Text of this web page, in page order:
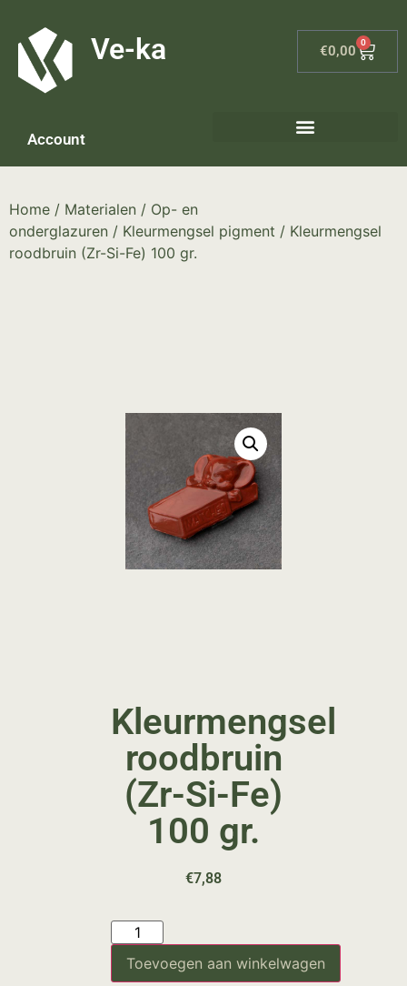
Ve-ka €0,00
0
Account
Home / Materialen / Op- en
onderglazuren / Kleurmengsel pigment / Kleurmengsel
roodbruin (Zr-Si-Fe) 100 gr.
Kleurmengsel
roodbruin
(Zr-Si-Fe)
100 gr.
€7,88
Toevoegen aan winkelwagen